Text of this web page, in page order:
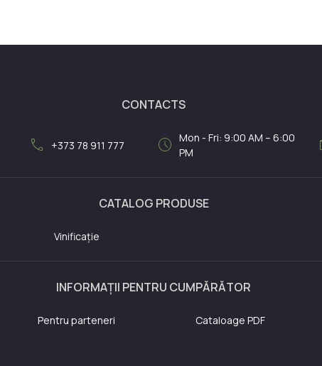
CONTACTS
call +373 78 911 777 schedule Mon - Fri: 9:00 AM – 6:00
PM
CATALOG PRODUSE
Vinificație
INFORMAȚII PENTRU CUMPĂRĂTOR
Pentru parteneri Cataloage PDF